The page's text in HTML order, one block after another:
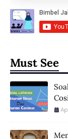
Must See